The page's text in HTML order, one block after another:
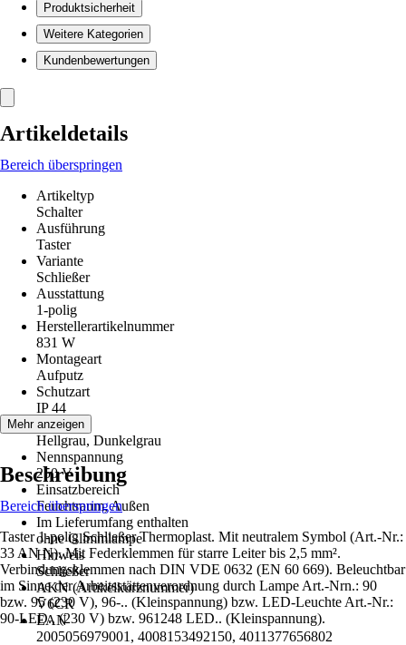
Produktsicherheit
Weitere Kategorien
Kundenbewertungen
Artikeldetails
Bereich überspringen
Artikeltyp
Schalter
Ausführung
Taster
Variante
Schließer
Ausstattung
1-polig
Herstellerartikelnummer
831 W
Montageart
Aufputz
Schutzart
IP 44
Farbton
Hellgrau, Dunkelgrau
Nennspannung
250 V
Einsatzbereich
Feuchtraum, Außen
Im Lieferumfang enthalten
ohne Glimmlampe
Hinweis
Schließer
AKN (Artikelkurznummer)
V6CR
EAN
2005056979001, 4008153492150, 4011377656802
Mehr anzeigen
Beschreibung
Bereich überspringen
Taster 1-polig Schließer Thermoplast. Mit neutralem Symbol (Art.-Nr.:
33 AN N). Mit Federklemmen für starre Leiter bis 2,5 mm².
Verbindungsklemmen nach DIN VDE 0632 (EN 60 669). Beleuchtbar
im Sinne der Arbeitsstättenverordnung durch Lampe Art.-Nrn.: 90
bzw. 95 (230 V), 96-.. (Kleinspannung) bzw. LED-Leuchte Art.-Nr.:
90-LED.. (230 V) bzw. 961248 LED.. (Kleinspannung).